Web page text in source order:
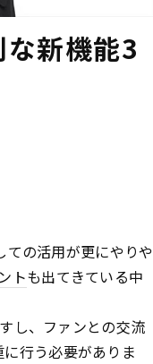
新機能3
の活用が更にやりや
トも出てきている中
し、ファンとの交流
行う必要がありま